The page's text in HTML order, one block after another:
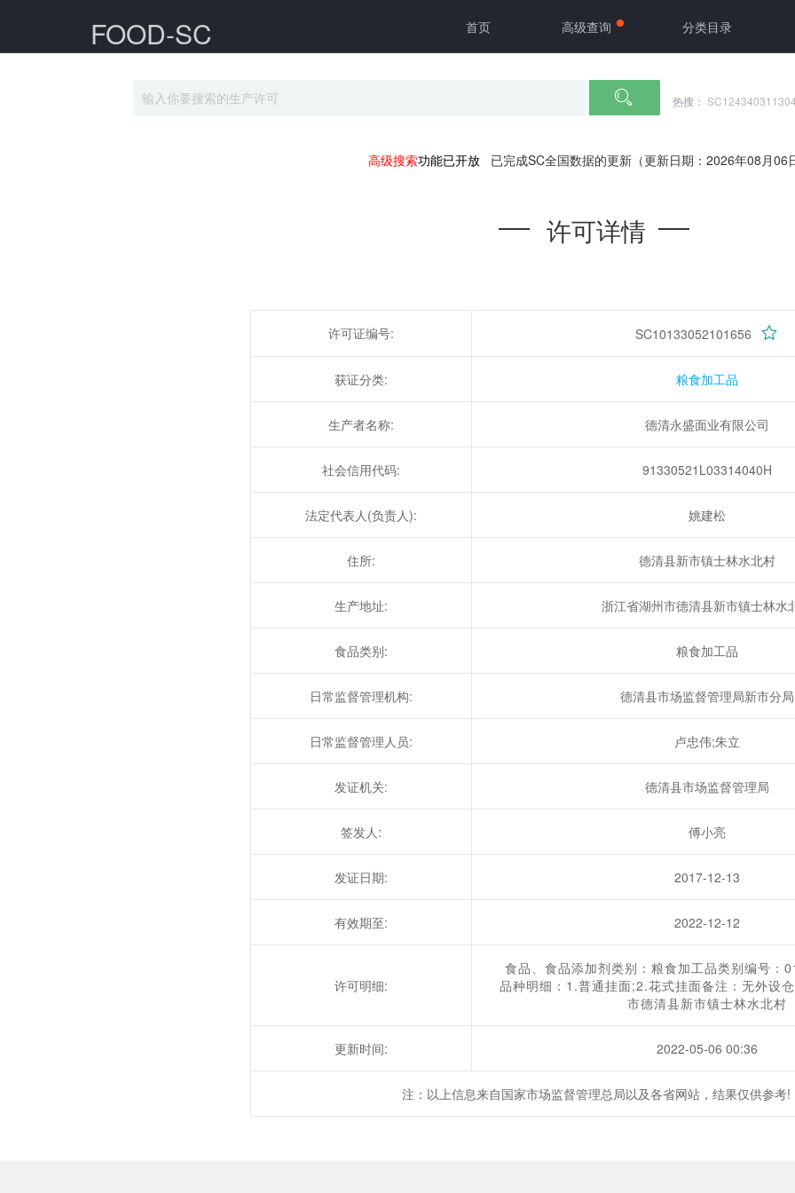
FOOD-SC 首页 高级查询 分类目录
热搜：
高级搜索功能已开放 已完成SC全国数据的更新（更新日期：2026年08月06
许可详情
许可证编号: SC10133052101656
获证分类: 粮食加工品
生产者名称: 德清永盛面业有限公司
社会信用代码: 91330521L03314040H
法定代表人(负责人): 姚建松
住所: 德清县新市镇士林水北村
生产地址: 浙江省湖州市德清县新市镇士林水
食品类别: 粮食加工品
日常监督管理机构: 德清县市场监督管理局新市分局
日常监督管理人员: 卢忠伟;朱立
发证机关: 德清县市场监督管理局
签发人: 傅小亮
发证日期: 2017-12-13
有效期至: 2022-12-12
许可明细:
食品、食品添加剂类别：粮食加工品类别编号：
品种明细：1.普通挂面;2.花式挂面备注：无外设
市德清县新市镇士林水北村
更新时间: 2022-05-06 00:36
注：以上信息来自国家市场监督管理总局以及各省网站，结果仅供参考!